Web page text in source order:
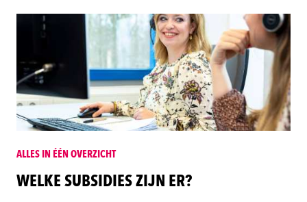
ALLES IN ÉÉN OVERZICHT
WELKE SUBSIDIES ZIJN ER?